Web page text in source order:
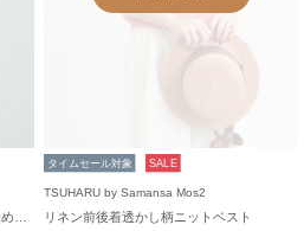
タイムセール対象 SALE
TSUHARU by Samansa Mos2
リネン前後着透かし柄ニットベスト